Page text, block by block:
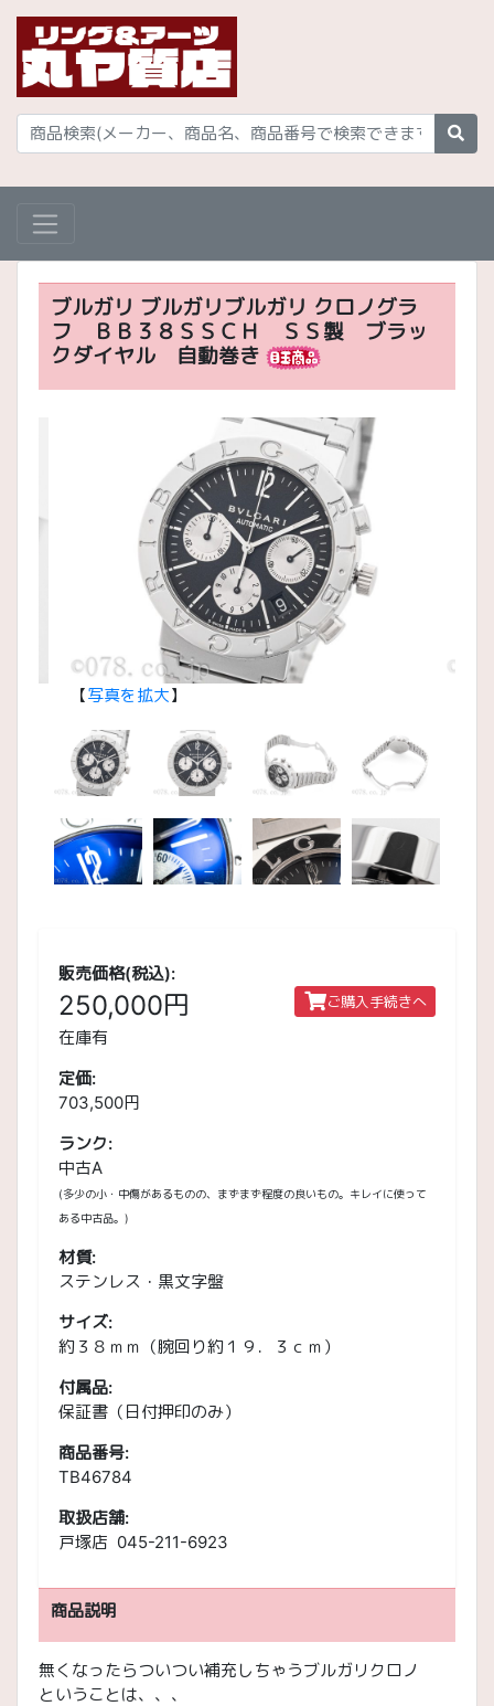
ブルガリ ブルガリブルガリ クロノグラ
フ ＢＢ３８ＳＳＣＨ ＳＳ製 ブラッ
クダイヤル 自動巻き
【写真を拡大】
販売価格(税込):
250,000円 ご購入手続きへ
在庫有
定価:
703,500円
ランク:
中古A
(多少の小・中傷があるものの、まずまず程度の良いもの。キレイに使って
ある中古品。)
材質:
ステンレス・黒文字盤
サイズ:
約３８ｍｍ（腕回り約１９．３ｃｍ）
付属品:
保証書（日付押印のみ）
商品番号:
TB46784
取扱店舗:
戸塚店 045-211-6923
商品説明
無くなったらついつい補充しちゃうブルガリクロノ
ということは、、、